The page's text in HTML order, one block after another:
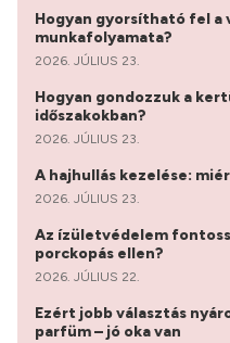
Hogyan gyorsítható fel
munkafolyamata?
2026. JÚLIUS 23.
Hogyan gondozzuk a
időszakokban?
2026. JÚLIUS 23.
A hajhullás kezelése:
2026. JÚLIUS 23.
Az ízületvédelem
porckopás ellen?
2026. JÚLIUS 22.
Ezért jobb választás
parfüm – jó oka van